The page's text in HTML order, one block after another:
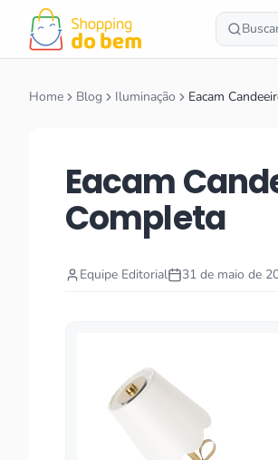
Home Blog Iluminação Eacam
Eacam
Completa
Equipe Editorial 31 de maio de